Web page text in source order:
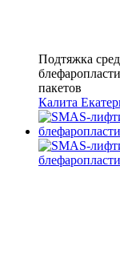
Подтяжка
пакетов
Калита